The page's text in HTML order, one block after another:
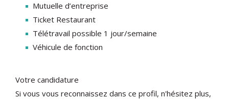
Mutuelle d’entreprise
Ticket Restaurant
Télétravail possible 1 jour/semaine
Véhicule de fonction
Votre candidature
Si vous vous reconnaissez dans ce profil, n'hésitez plus,